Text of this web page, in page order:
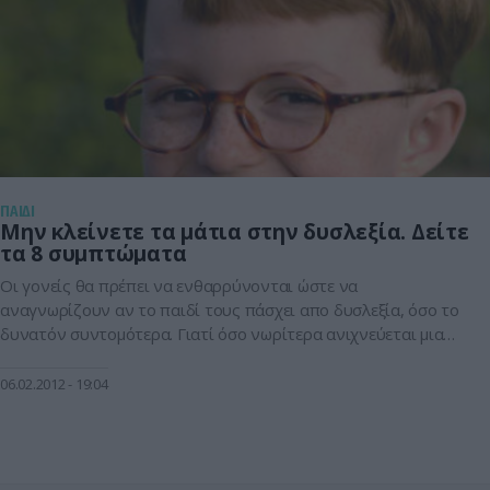
ΠΑΙΔΙ
Μην κλείνετε τα μάτια στην δυσλεξία. Δείτε
τα 8 συμπτώματα
Οι γονείς θα πρέπει να ενθαρρύνονται ώστε να
αναγνωρίζουν αν το παιδί τους πάσχει απο δυσλεξία, όσο το
δυνατόν συντομότερα. Γιατί όσο νωρίτερα ανιχνεύεται μια
μελλοντικής επιτυχίας του παιδιού στο σχολείο και στη ζωή.
06.02.2012 19:04